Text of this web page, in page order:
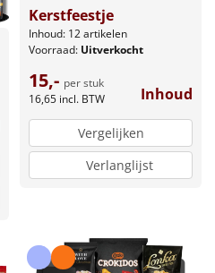
Kerstfeestje
Inhoud: 12 artikelen
Voorraad: Uitverkocht
15,- per stuk
16,65 incl. BTW Inhoud
Vergelijken
Verlanglijst